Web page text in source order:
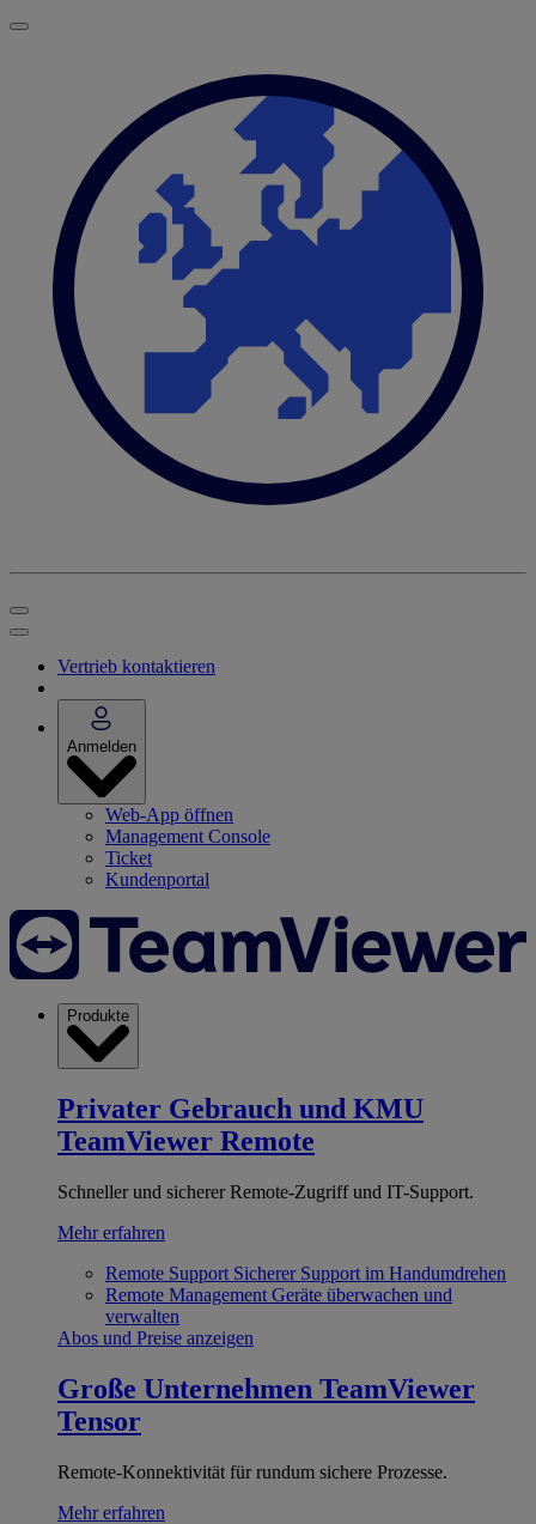
Vertrieb kontaktieren
Anmelden
Web-App öffnen
Management Console
Ticket
Kundenportal
Produkte
Privater Gebrauch und KMU
TeamViewer Remote
Schneller und sicherer Remote-Zugriff und IT-Support.
Mehr erfahren
Remote Support Sicherer Support im Handumdrehen
Remote Management Geräte überwachen und
verwalten
Abos und Preise anzeigen
Große Unternehmen TeamViewer
Tensor
Remote-Konnektivität für rundum sichere Prozesse.
Mehr erfahren